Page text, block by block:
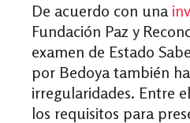
De acuerdo con una
Fundación Paz y
examen de Estado
por Bedoya también
irregularidades. Entre
los requisitos para